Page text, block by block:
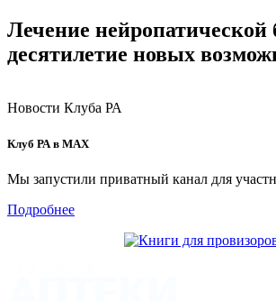
Лечение нейропатической
десятилетие новых
Новости Клуба РА
Клуб РА в MAX
Мы запустили приватный канал для
Подробнее